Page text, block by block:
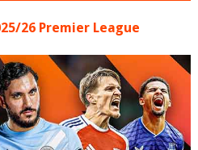
26 Premier League